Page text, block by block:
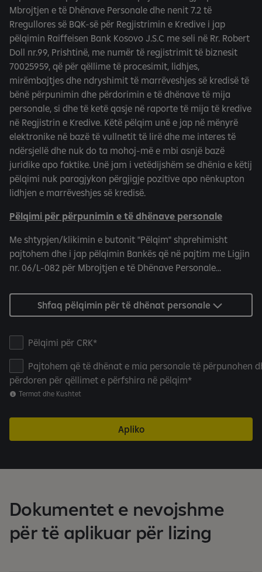
Mbrojtjen e të Dhënave Personale dhe nenit 7.2 të
Rregullores së BQK-së për Regjistrimin e Kredive i jap
pëlqimin Raiffeisen Bank Kosovo J.S.C me seli në Rr. Robert
Doll nr.99, Prishtinë, me numër të regjistrimit të biznesit
70025959, që për qëllime të procesimit, lidhjes,
mirëmbajtjes dhe ndryshimit të marrëveshjes së kredisë të
bënë përpunimin dhe përdorimin e të dhënave të mija
personale, si dhe të ketë qasje në raporte të mija të kredive
në Regjistrin e Kredive. Këtë pëlqim unë e jap në mënyrë
elektronike në bazë të vullnetit të lirë dhe me interes të
ndërsjellë dhe nuk do ta mohoj-më e mbi asnjë bazë
juridike apo faktike. Unë jam i vetëdijshëm se dhënia e këtij
pëlqimi nuk paragjykon përgjigje pozitive apo nënkupton
lidhjen e marrëveshjes së kredisë.
Pëlqimi për përpunimin e të dhënave personale
Me shtypjen/klikimin e butonit "Pëlqim" shprehimisht
pajtohem dhe i jap pëlqimin Bankës që në pajtim me Ligjin
nr. 06/L-082 për Mbrojtjen e të Dhënave Personale...
Shfaq pëlqimin për të dhënat personale
e
l
q
i
p
r
Pëlqimi për CRK
Pajtohem që të dhënat e mia personale të përpunohen
përdoren për qëllimet e përfshira në pëlqim
Termat dhe Kushtet
Apliko
Dokumentet e nevojshme
për të aplikuar për lizing